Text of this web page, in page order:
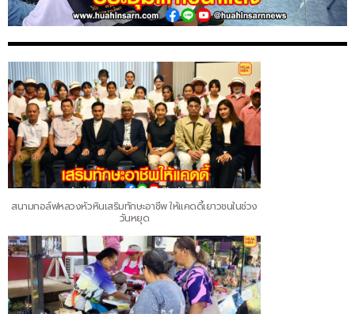
สนามกอล์ฟหลวงหัวหินเสริมทักษะอาชีพ ให้แคดดี้เยาวชนในช่วง
วันหยุด